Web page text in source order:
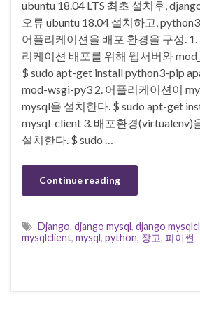
ubuntu 18.04 LTS 최초 설치후,
오류 ubuntu 18.04 설치하고,
어플리케이션을 배포 환경을 구성.
리케이션 배포를 위해 웹서버와
$ sudo apt-get install python3-pip
mod-wsgi-py3 2. 어플리케이션이
mysql을 설치한다. $ sudo apt-get
mysql-client 3. 배포환경(virtualenv)
설치한다. $ sudo …
Continue reading
Django, django mysql, django
mysqlclient, mysql, python, 장고, 파이썬